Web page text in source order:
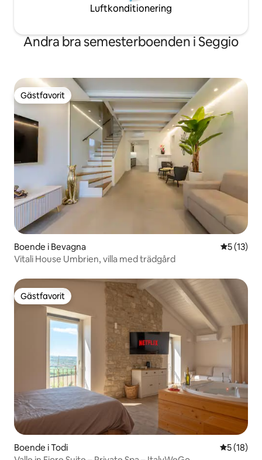
Luftkonditionering
Andra bra semesterboenden i Seggio
Gästfavorit
Gästfavorit
Boende i Bevagna 5 av 5 i
5 (13)
Vitali House Umbrien, villa med trädgård
Gästfavorit
Gästfavorit
Boende i Todi 5 av 5 i
5 (18)